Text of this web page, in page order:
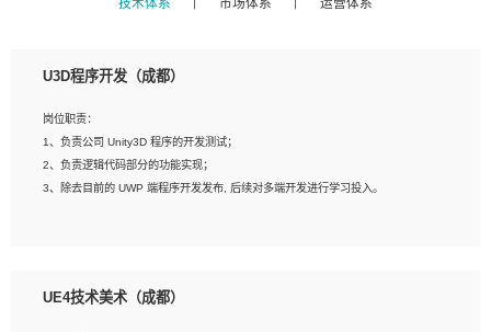
技术体系 市场体系 运营体系
U3D程序开发（成都）
岗位职责：
1、负责公司 Unity3D 程序的开发测试；
2、负责逻辑代码部分的功能实现；
3、除去目前的 UWP 端程序开发发布, 后续对多端开发进行学习投入。
2、熟练掌握 Unity3D 程序开发，精通 C# 语言开发；
UE4技术美术（成都）